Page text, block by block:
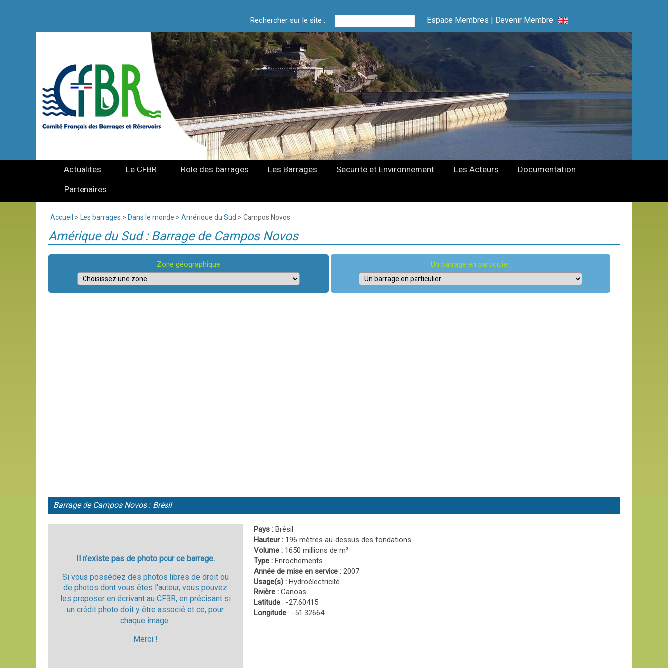
Rechercher sur le site : Espace Membres | Devenir Membre
Actualités Le CFBR Rôle des barrages Les Barrages Sécurité et Environnement Les Acteurs
Documentation
Partenaires
Accueil > Les barrages > Dans le monde > Amérique du Sud > Campos Novos
Amérique du Sud : Barrage de Campos Novos
Zone géographique Un barrage en particulier
Barrage de Campos Novos : Brésil
Il n'existe pas de photo pour ce barrage.
Si vous possédez des photos libres de droit ou
de photos dont vous êtes l'auteur, vous pouvez
les proposer en écrivant au CFBR, en précisant si
un crédit photo doit y être associé et ce, pour
chaque image.
Merci !
Pays : Brésil
Hauteur : 196 mètres au-dessus des fondations
Volume : 1650 millions de m³
Type : Enrochements
Année de mise en service : 2007
Usage(s) : Hydroélectricité
Rivière : Canoas
Latitude : -27.60415
Longitude : -51.32664